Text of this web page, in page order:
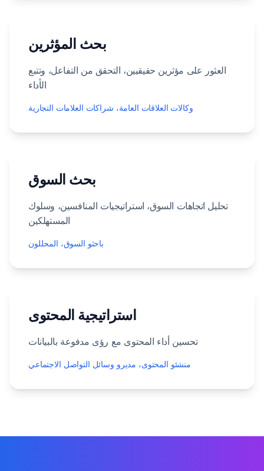
بحث المؤثرين
العثور على مؤثرين حقيقيين، التحقق من التفاعل، وتتبع
الأداء
وكالات العلاقات العامة، شراكات العلامات التجارية
بحث السوق
تحليل اتجاهات السوق، استراتيجيات المنافسين، وسلوك
المستهلكين
باحثو السوق، المحللون
استراتيجية المحتوى
تحسين أداء المحتوى مع رؤى مدفوعة بالبيانات
منشئو المحتوى، مديرو وسائل التواصل الاجتماعي